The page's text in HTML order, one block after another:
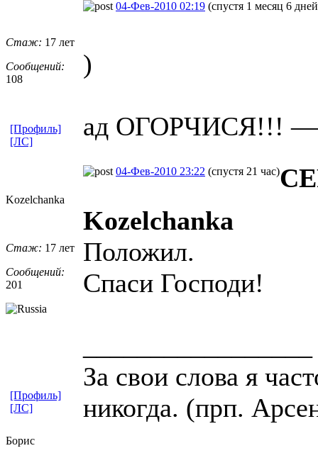
Стаж: 17 лет
Сообщений:
108
04-Фев-2010 02:19 (спустя 1 месяц 6
)
ад ОГОРЧИСЯ!!!
[Профиль]
[ЛС]
Kozelchanka
Стаж: 17 лет
Сообщений:
201
04-Фев-2010 23:22 (спустя 21 час)
Kozelchanka
Положил.
Спаси Господи!
За свои слова я
никогда. (прп.
[Профиль]
[ЛС]
Борис